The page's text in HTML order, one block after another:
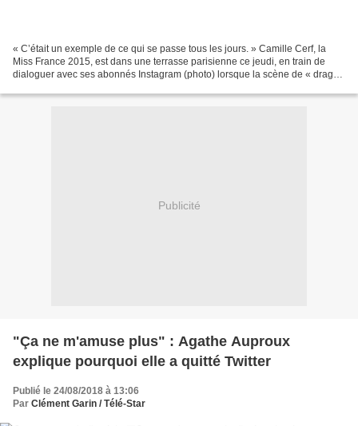
« C’était un exemple de ce qui se passe tous les jours. » Camille Cerf, la
Miss France 2015, est dans une terrasse parisienne ce jeudi, en train de
dialoguer avec ses abonnés Instagram (photo) lorsque la scène de « drague
Publicité
"Ça ne m'amuse plus" : Agathe Auproux
explique pourquoi elle a quitté Twitter
Publié le 24/08/2018 à 13:06
Par Clément Garin / Télé-Star